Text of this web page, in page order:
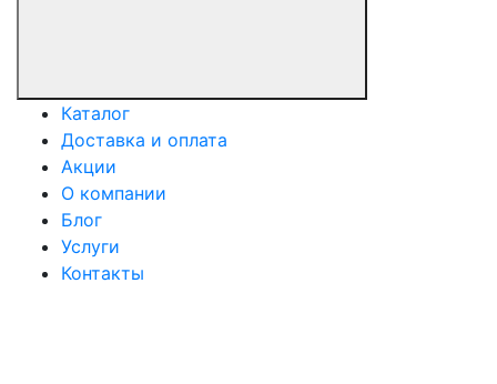
Каталог
Доставка и оплата
Акции
О компании
Блог
Услуги
Контакты